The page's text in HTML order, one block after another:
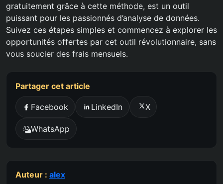
gratuitement grâce à cette méthode, est un outil
puissant pour les passionnés d’analyse de données.
Suivez ces étapes simples et commencez à explorer les
opportunités offertes par cet outil révolutionnaire, sans
vous soucier des frais mensuels.
Partager cet article
Facebook LinkedIn X
WhatsApp
Auteur : alex